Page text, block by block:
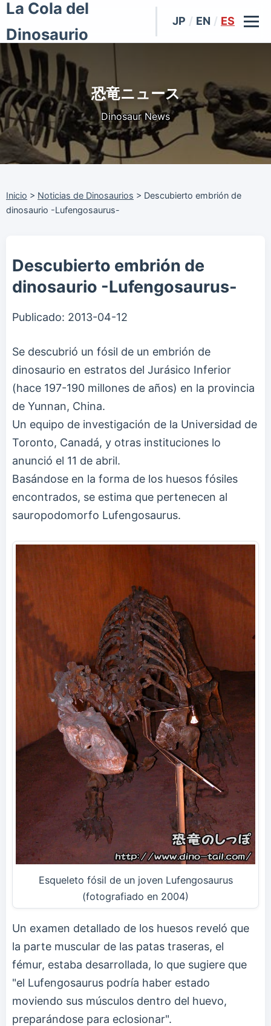
La Cola del
Dinosaurio
JP / EN / ES
恐竜ニュース
Dinosaur News
Inicio > Noticias de Dinosaurios > Descubierto embrión de
dinosaurio -Lufengosaurus-
Descubierto embrión de
dinosaurio -Lufengosaurus-
Publicado: 2013-04-12
Se descubrió un fósil de un embrión de
dinosaurio en estratos del Jurásico Inferior
(hace 197-190 millones de años) en la provincia
de Yunnan, China.
Un equipo de investigación de la Universidad de
Toronto, Canadá, y otras instituciones lo
anunció el 11 de abril.
Basándose en la forma de los huesos fósiles
encontrados, se estima que pertenecen al
sauropodomorfo Lufengosaurus.
Esqueleto fósil de un joven Lufengosaurus
(fotografiado en 2004)
Un examen detallado de los huesos reveló que
la parte muscular de las patas traseras, el
fémur, estaba desarrollada, lo que sugiere que
"el Lufengosaurus podría haber estado
moviendo sus músculos dentro del huevo,
preparándose para eclosionar".